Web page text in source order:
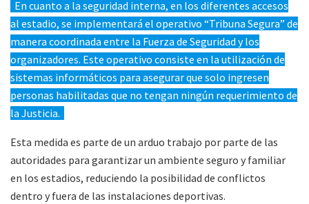
En cuanto a la seguridad interna, en los diferentes accesos
al estadio, se implementará el operativo “Tribuna Segura” de
manera coordinada entre la Fuerza de Seguridad y los
organizadores. Este operativo consiste en la utilización de
sistemas informáticos para asegurar que solo ingresen
personas habilitadas que no tengan ningún requerimiento de
la Justicia.
Esta medida es parte de un arduo trabajo por parte de las
autoridades para garantizar un ambiente seguro y familiar
en los estadios, reduciendo la posibilidad de conflictos
dentro y fuera de las instalaciones deportivas.